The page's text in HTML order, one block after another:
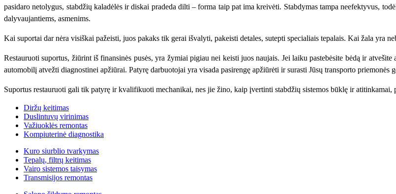
pasidaro netolygus, stabdžių kaladėlės ir diskai pradeda dilti – forma taip pat ima kreivėti. Stabdymas tampa neefektyvus,
dalyvaujantiems, asmenims.
Kai suportai dar nėra visiškai pažeisti, juos pakaks tik gerai išvalyti, pakeisti detales, sutepti specialiais tepalais. Kai žala yra
Restauruoti suportus, žiūrint iš finansinės pusės, yra žymiai pigiau nei keisti juos naujais. Jei laiku pastebėsite bėdą ir
automobilį atvežti diagnostinei apžiūrai. Patyrę darbuotojai yra visada pasirengę apžiūrėti ir surasti Jūsų transporto priemonės
Suportus restauruoti gali tik patyrę ir kvalifikuoti mechanikai, nes jie žino, kaip įvertinti stabdžių sistemos būklę ir
Diržų keitimas
Duslintuvų virinimas
Važiuoklės remontas
Kompiuterinė diagnostika
Kuro siurblio tvarkymas
Tepalų, filtrų keitimas
Vairo sistemos taisymas
Transmisijos remontas